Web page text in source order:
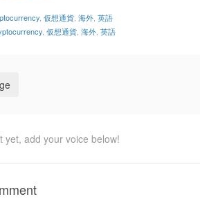
仮想通貨 海外 英語
仮想通貨 海外 英語
yet, add your voice below!